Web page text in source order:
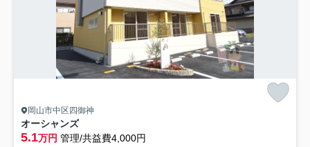
岡山市中区四御神
オーシャンズ
5.1万円 管理/共益費4,000円